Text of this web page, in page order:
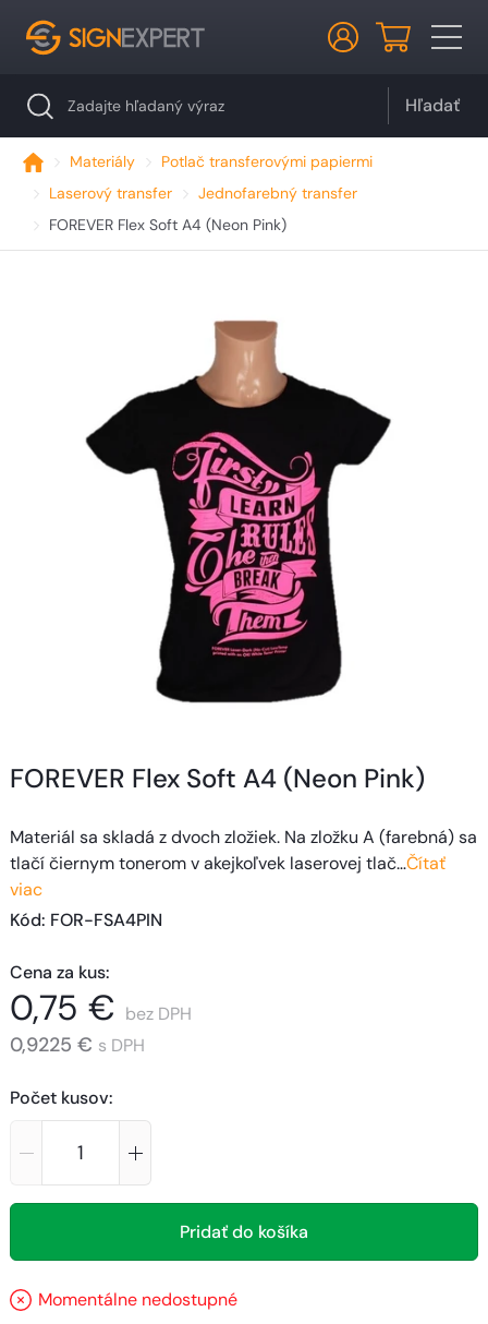
Hľadať
Materiály
Potlač transferovými papiermi
Laserový transfer
Jednofarebný transfer
FOREVER Flex Soft A4 (Neon Pink)
FOREVER Flex Soft A4 (Neon Pink)
Materiál sa skladá z dvoch zložiek. Na zložku A (farebná) sa
tlačí čiernym tonerom v akejkoľvek laserovej tlač…Čítať
viac
Kód: FOR-FSA4PIN
Cena za kus:
0,75 € bez DPH
0,9225 € s DPH
Počet kusov:
Pridať do košíka
Momentálne nedostupné